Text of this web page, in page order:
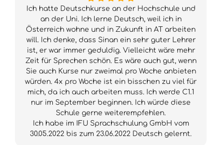
Ich hatte Deutschkurse an der Hochschule und
an der Uni. Ich lerne Deutsch, weil ich in
Österreich wohne und in Zukunft in AT arbeiten
will. Ich denke, dass Sinan ein sehr guter Lehrer
ist, er war immer geduldig. Vielleicht wäre mehr
Zeit für Sprechen schön. Es wäre auch gut, wenn
Sie auch Kurse nur zweimal pro Woche anbieten
würden. 4x pro Woche ist ein bisschen zu viel für
mich, da ich auch arbeiten muss. Ich werde C1.1
nur im September beginnen. Ich würde diese
Schule gerne weiterempfehlen.
Ich habe im IFU Sprachschulung GmbH vom
30.05.2022 bis zum 23.06.2022 Deutsch gelernt.